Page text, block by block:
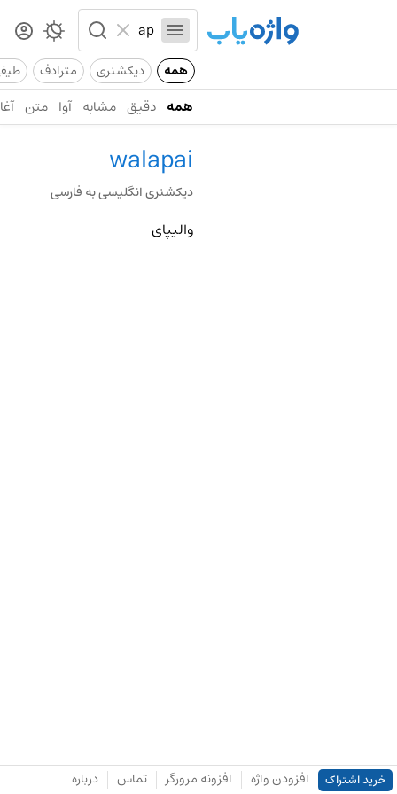
همه دیکشنری مترادف
همه دقیق مشابه آوا متن
walapai
دیکشنری انگلیسی به فارسی
والیپای
خرید اشتراک افزودن واژه افزونه مرورگر تماس درباره